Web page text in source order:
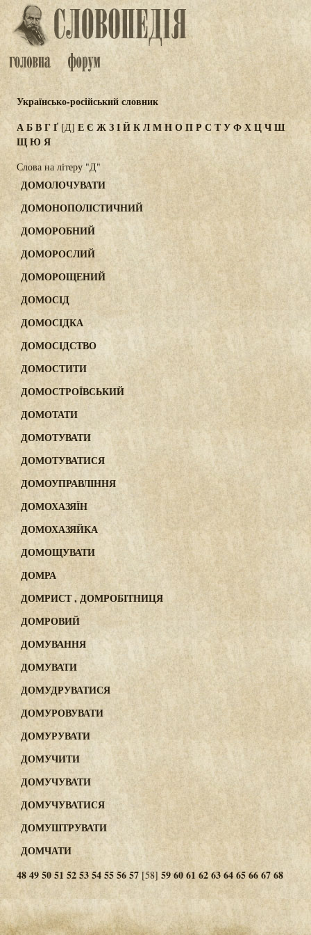
Українсько-російський словник
АБВГҐ[Д] ЕЄ ЖЗІЙКЛМНОПР С ТУФХЦЧШ
ЩЮ Я
Слова на літеру "Д"
ДОМОЛОЧУВАТИ
ДОМОНОПОЛІСТИЧНИЙ
ДОМОРОБНИЙ
ДОМОРОСЛИЙ
ДОМОРОЩЕНИЙ
ДОМОСІД
ДОМОСІДКА
ДОМОСІДСТВО
ДОМОСТИТИ
ДОМОСТРОЇВСЬКИЙ
ДОМОТАТИ
ДОМОТУВАТИ
ДОМОТУВАТИСЯ
ДОМОУПРАВЛІННЯ
ДОМОХАЗЯЇН
ДОМОХАЗЯЙКА
ДОМОЩУВАТИ
ДОМРА
ДОМРИСТ , ДОМРОБІТНИЦЯ
ДОМРОВИЙ
ДОМУВАННЯ
ДОМУВАТИ
ДОМУДРУВАТИСЯ
ДОМУРОВУВАТИ
ДОМУРУВАТИ
ДОМУЧИТИ
ДОМУЧУВАТИ
ДОМУЧУВАТИСЯ
ДОМУШТРУВАТИ
ДОМЧАТИ
48495051 525354555657 [58] 596061 62636465666768